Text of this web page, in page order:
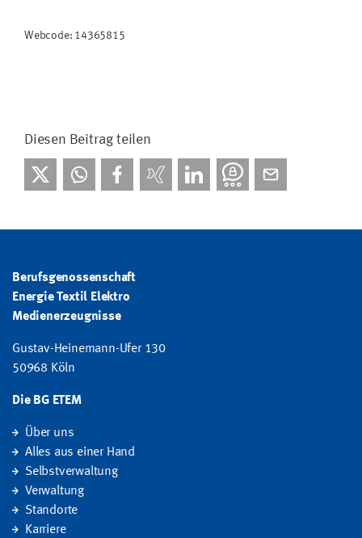
Webcode: 14365815
Diesen Beitrag teilen
Berufsgenossenschaft
Energie Textil Elektro
Medienerzeugnisse
Gustav-Heinemann-Ufer 130
50968 Köln
Die BG ETEM
Über uns
Alles aus einer Hand
Selbstverwaltung
Verwaltung
Standorte
Karriere